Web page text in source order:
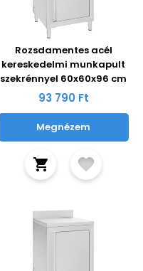
Rozsdamentes acél
kereskedelmi munkapult
szekrénnyel 60x60x96 cm
93 790 Ft
Megnézem